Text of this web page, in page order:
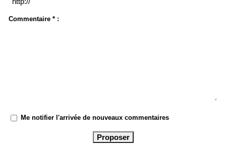
Commentaire * :
Me notifier l'arrivée de nouveaux commentaires